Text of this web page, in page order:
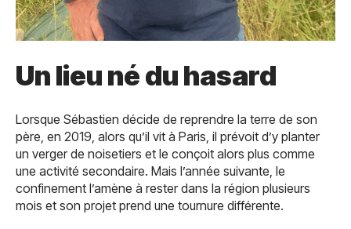
Un lieu né du hasard
Lorsque Sébastien décide de reprendre la terre de son
père, en 2019, alors qu’il vit à Paris, il prévoit d’y planter
un verger de noisetiers et le conçoit alors plus comme
une activité secondaire. Mais l’année suivante, le
confinement l’amène à rester dans la région plusieurs
mois et son projet prend une tournure différente.